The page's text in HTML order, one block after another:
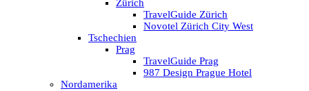
Zürich
TravelGuide Zürich
Novotel Zürich City West
Tschechien
Prag
TravelGuide Prag
987 Design Prague Hotel
Nordamerika